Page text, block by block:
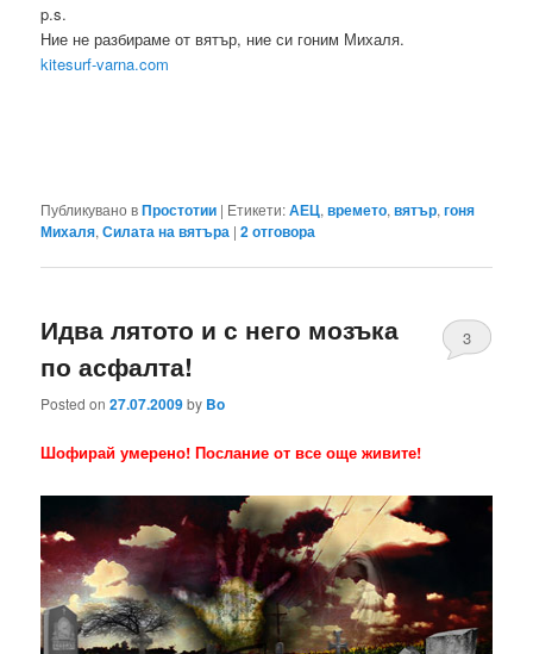
p.s.
Ние не разбираме от вятър, ние си гоним Михаля.
kitesurf-varna.com
Публикувано вПростотии | Етикети:АЕЦ,времето,вятър,гоня
Михаля,Силата на вятъра |2отговора
Идва лятото и с него мозъка
по асфалта!
Posted on27.07.2009by Bo
3
Шофирай умeрено! Послание от все още живите!